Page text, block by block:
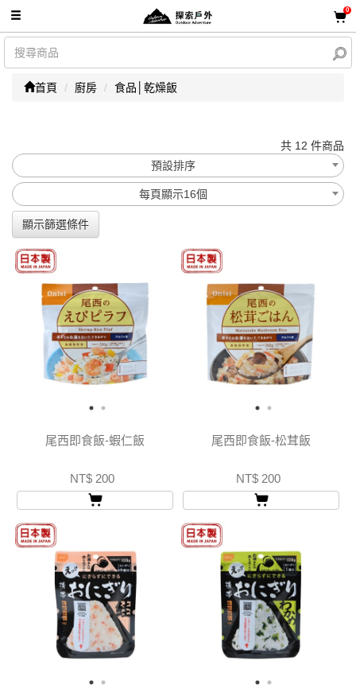
0
首頁 廚房 食品│乾燥飯
共 12 件商品
預設排序
每頁顯示16個
顯示篩選條件
尾西即食飯-蝦仁飯
NT$ 200
尾西即食飯-松茸飯
NT$ 200